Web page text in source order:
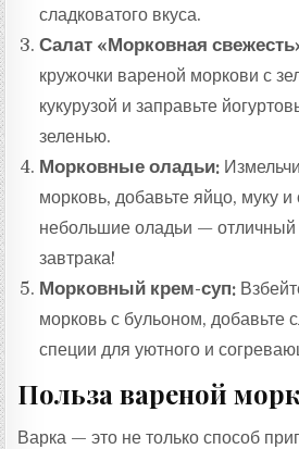
сладковатого вкуса.
Салат «Морковная
кружочки вареной моркови с
кукурузой и заправьте
зеленью.
Морковные оладьи:
морковь, добавьте яйцо, муку
небольшие оладьи — отличный
завтрака!
Морковный крем-суп:
морковь с бульоном, добавьте
специи для уютного и
Польза вареной
Варка — это не только способ